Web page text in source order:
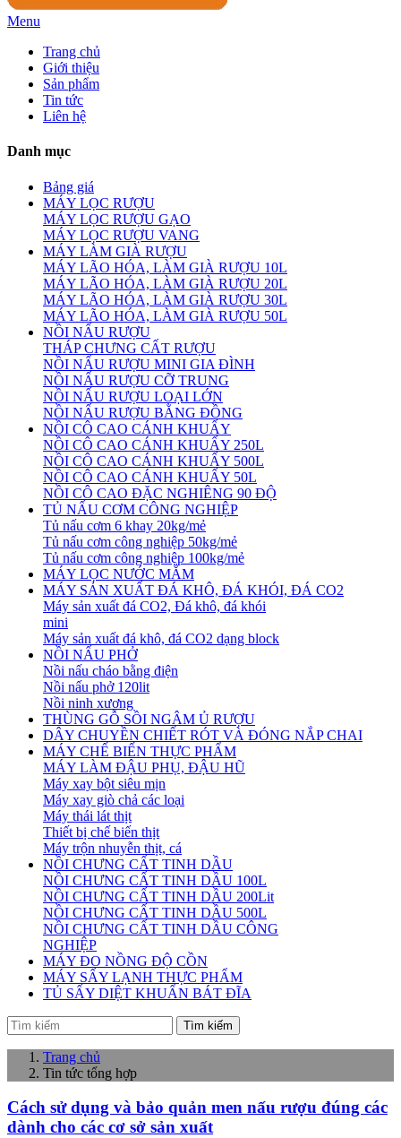
Menu
Trang chủ
Giới thiệu
Sản phẩm
Tin tức
Liên hệ
Danh mục
Bảng giá
MÁY LỌC RƯỢU
MÁY LỌC RƯỢU GẠO
MÁY LỌC RƯỢU VANG
MÁY LÀM GIÀ RƯỢU
MÁY LÃO HÓA, LÀM GIÀ RƯỢU 10L
MÁY LÃO HÓA, LÀM GIÀ RƯỢU 20L
MÁY LÃO HÓA, LÀM GIÀ RƯỢU 30L
MÁY LÃO HÓA, LÀM GIÀ RƯỢU 50L
NỒI NẤU RƯỢU
THÁP CHƯNG CẤT RƯỢU
NỒI NẤU RƯỢU MINI GIA ĐÌNH
NỒI NẤU RƯỢU CỠ TRUNG
NỒI NẤU RƯỢU LOẠI LỚN
NỒI NẤU RƯỢU BẰNG ĐỒNG
NỒI CÔ CAO CÁNH KHUẤY
NỒI CÔ CAO CÁNH KHUẤY 250L
NỒI CÔ CAO CÁNH KHUẤY 500L
NỒI CÔ CAO CÁNH KHUẤY 50L
NỒI CÔ CAO ĐẶC NGHIÊNG 90 ĐỘ
TỦ NẤU CƠM CÔNG NGHIỆP
Tủ nấu cơm 6 khay 20kg/mẻ
Tủ nấu cơm công nghiệp 50kg/mẻ
Tủ nấu cơm công nghiệp 100kg/mẻ
MÁY LỌC NƯỚC MẮM
MÁY SẢN XUẤT ĐÁ KHÔ, ĐÁ KHÓI, ĐÁ CO2
Máy sản xuất đá CO2, Đá khô, đá khói
mini
Máy sản xuất đá khô, đá CO2 dạng block
NỒI NẤU PHỞ
Nồi nấu cháo bằng điện
Nồi nấu phở 120lit
Nồi ninh xương
THÙNG GỖ SỒI NGÂM Ủ RƯỢU
DÂY CHUYỀN CHIẾT RÓT VÀ ĐÓNG NẮP CHAI
MÁY CHẾ BIẾN THỰC PHẨM
MÁY LÀM ĐẬU PHỤ, ĐẬU HŨ
Máy xay bột siêu mịn
Máy xay giò chả các loại
Máy thái lát thịt
Thiết bị chế biến thịt
Máy trộn nhuyễn thịt, cá
NỒI CHƯNG CẤT TINH DẦU
NỒI CHƯNG CẤT TINH DẦU 100L
NỒI CHƯNG CẤT TINH DẦU 200Lit
NỒI CHƯNG CẤT TINH DẦU 500L
NỒI CHƯNG CẤT TINH DẦU CÔNG
NGHIỆP
MÁY ĐO NỒNG ĐỘ CỒN
MÁY SẤY LẠNH THỰC PHẨM
TỦ SẤY DIỆT KHUẨN BÁT ĐĨA
Tìm kiếm
Trang chủ
Tin tức tổng hợp
Cách sử dụng và bảo quản men nấu rượu đúng các
dành cho các cơ sở sản xuất